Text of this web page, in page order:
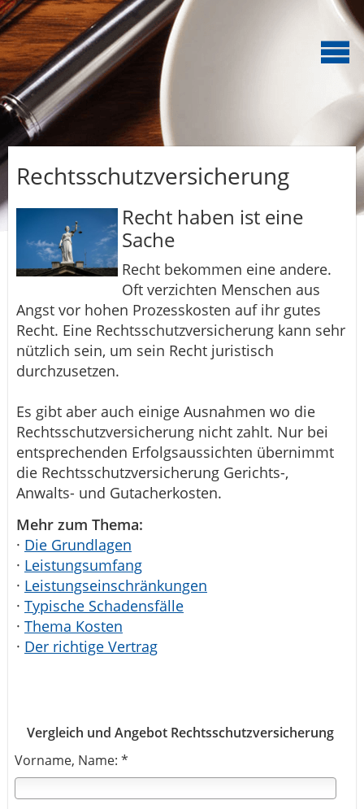
Rechtsschutzversicherung
Recht haben ist eine
Sache
Recht bekommen eine andere.
Oft verzichten Menschen aus
Angst vor hohen Prozesskosten auf ihr gutes
Recht. Eine Rechtsschutzversicherung kann sehr
nützlich sein, um sein Recht juristisch
durchzusetzen.
Es gibt aber auch einige Ausnahmen wo die
Rechtsschutzversicherung nicht zahlt. Nur bei
entsprechenden Erfolgsaussichten übernimmt
die Rechtsschutzversicherung Gerichts-,
Anwalts- und Gutacherkosten.
Mehr zum Thema:
· Die Grundlagen
· Leistungsumfang
· Leistungseinschränkungen
· Typische Schadensfälle
· Thema Kosten
· Der richtige Vertrag
Vergleich und Angebot Rechtsschutzversicherung
Vorname, Name: *